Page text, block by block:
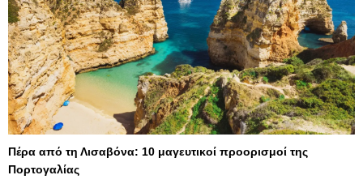
Πέρα από τη Λισαβόνα: 10 μαγευτικοί προορισμοί της
Πορτογαλίας